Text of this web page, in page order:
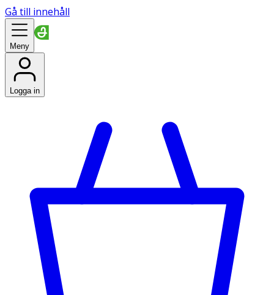
Gå till innehåll
Meny
Logga in